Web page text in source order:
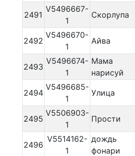
2491
V5496667-
1
Скорлупа
2492
V5496670-
1
Айва
2493
V5496674-
1
Мама
нарисуй
2494
V5496685-
1
Улица
2495
V5506903-
1
Прости
2496
V5514162-
1
дождь
фонари